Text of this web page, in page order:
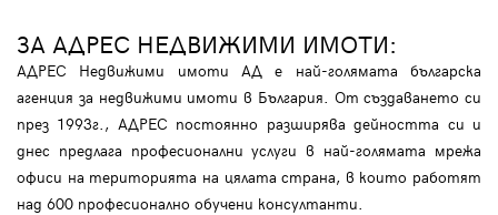
ЗА АДРЕС НЕДВИЖИМИ ИМОТИ:
АДРЕС Недвижими имоти АД е най-голямата българска
агенция за недвижими имоти в България. От създаването си
през 1993г., АДРЕС постоянно разширява дейността си и
днес предлага професионални услуги в най-голямата мрежа
офиси на територията на цялата страна, в които работят
над 600 професионално обучени консултанти.